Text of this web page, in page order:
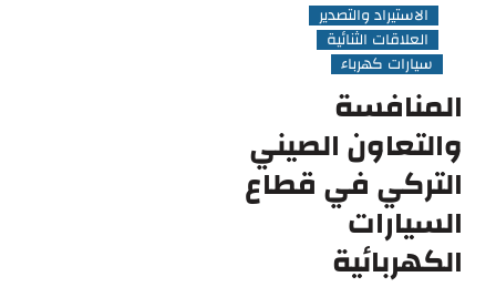
الاستيراد والتصدير
العلاقات الثنائية
سيارات كهرباء
المنافسة
والتعاون الصيني
التركي في قطاع
السيارات
الكهربائية